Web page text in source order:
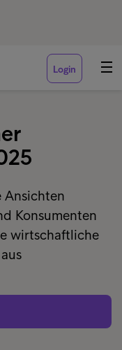
Login
Ansichten
Konsumenten
wirtschaftliche